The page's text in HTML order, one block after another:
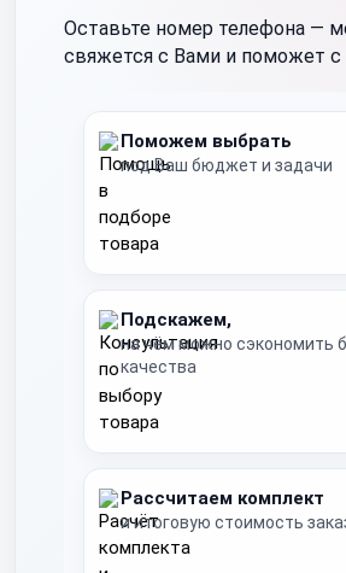
Оставьте номер телефона —
свяжется с Вами и поможет
Поможем выбрать
под Ваш бюджет и задачи
Подскажем,
на чём можно сэкономить
качества
Рассчитаем комплект
и итоговую стоимость